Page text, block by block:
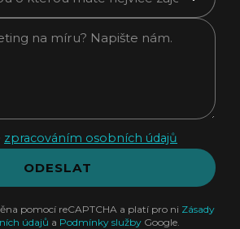
zpracováním osobních údajů
ODESLAT
pomocí reCAPTCHA a platí pro ni Zásady
údajů a Podmínky služby Google.